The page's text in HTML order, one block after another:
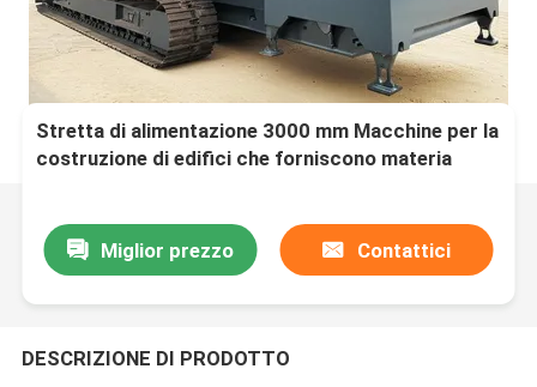
Stretta di alimentazione 3000 mm Macchine per la
costruzione di edifici che forniscono materia
Miglior prezzo
Contattici
DESCRIZIONE DI PRODOTTO